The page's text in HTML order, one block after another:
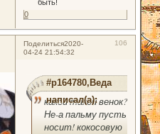
быть!
0
Поделиться 106
2020-
04-24 21:54:32
#p164780,Веда
написал(а):
какой такой венок?
Не-а пальму пусть
носит! кокосовую